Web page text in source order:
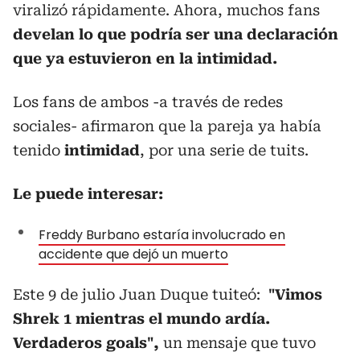
viralizó rápidamente. Ahora, muchos fans
develan lo que podría ser una declaración
que ya estuvieron en la intimidad.
Los fans de ambos -a través de redes
sociales- afirmaron que la pareja ya había
tenido intimidad, por una serie de tuits.
Le puede interesar:
Freddy Burbano estaría involucrado en
accidente que dejó un muerto
Este 9 de julio Juan Duque tuiteó: "Vimos
Shrek 1 mientras el mundo ardía.
Verdaderos goals", un mensaje que tuvo